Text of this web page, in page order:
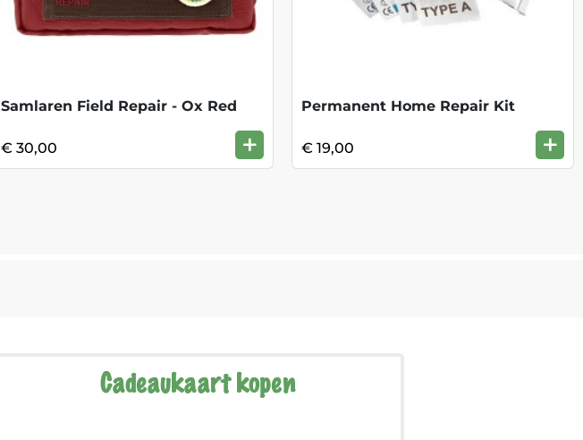
Samlaren Field Repair - Ox Red
€ 30,00 +
Permanent Home Repair Kit
€ 19,00 +
Cadeaukaart kopen